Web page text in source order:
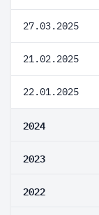
27.03.2025
21.02.2025
22.01.2025
2024
2023
2022